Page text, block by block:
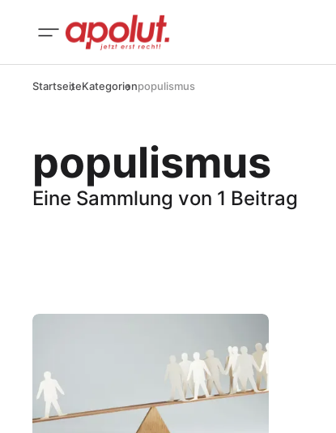
StartseiteKategorienpopulismus
populismus
Eine Sammlung von 1 Beitrag